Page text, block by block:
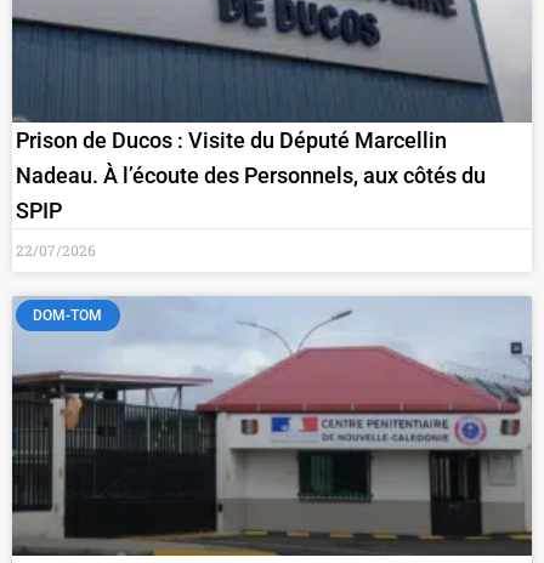
Prison de Ducos : Visite du Député Marcellin
Nadeau. À l’écoute des Personnels, aux côtés du
SPIP
22/07/2026
DOM-TOM